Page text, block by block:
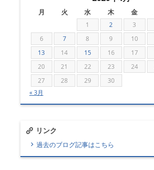
月 火 水 木 金
1 2 3
6
7 8 9 10
13
14 15 16 17
20
21 22 23 24
27
28 29
30
« 3月
リンク
過去のブログ記事はこちら